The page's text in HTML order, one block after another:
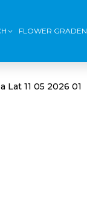
FLOWER GRADEN
Lat 11 05 2026 01